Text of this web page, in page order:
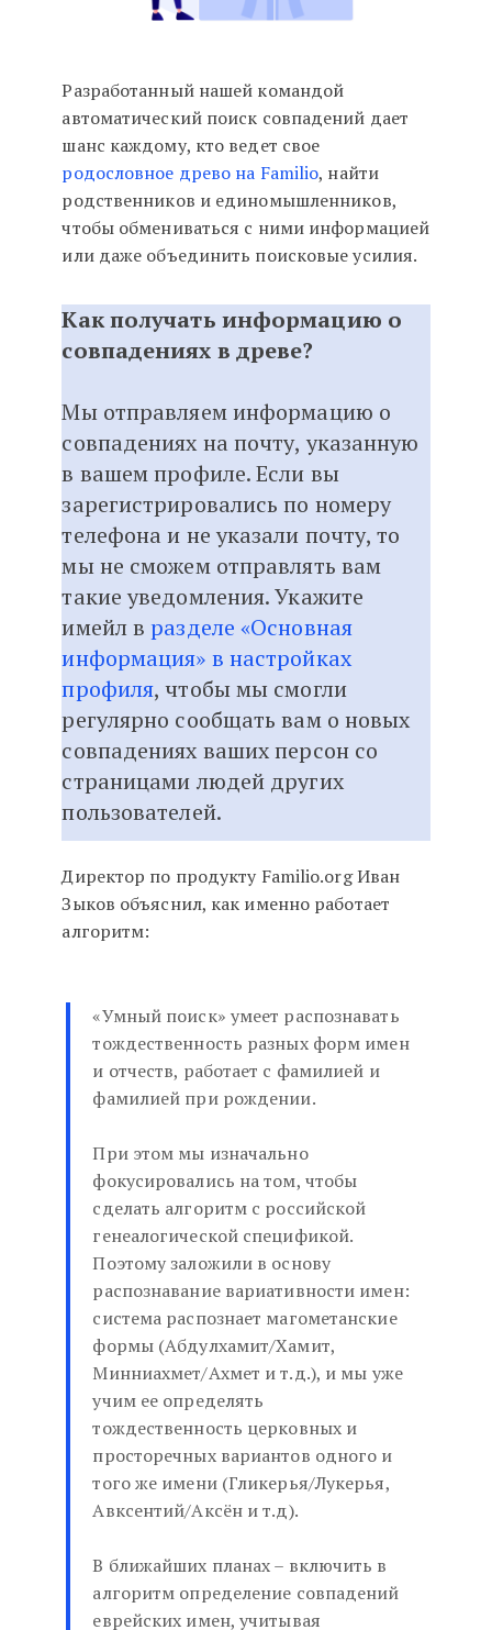
Разработанный нашей командой
автоматический поиск совпадений дает
шанс каждому, кто ведет свое
родословное древо на Familio, найти
родственников и единомышленников,
чтобы обмениваться с ними информацией
или даже объединить поисковые усилия.
Как получать информацию о
совпадениях в древе?
Мы отправляем информацию о
совпадениях на почту, указанную
в вашем профиле. Если вы
зарегистрировались по номеру
телефона и не указали почту, то
мы не сможем отправлять вам
такие уведомления. Укажите
имейл вразделе «Основная
информация» в настройках
профиля, чтобы мы смогли
регулярно сообщать вам о новых
совпадениях ваших персон со
страницами людей других
пользователей.
Директор по продукту Familio.org Иван
Зыков объяснил, как именно работает
алгоритм:
«Умный поиск» умеет распознавать
тождественность разных форм имен
и отчеств, работает с фамилией и
фамилией при рождении.
При этом мы изначально
фокусировались на том, чтобы
сделать алгоритм с российской
генеалогической спецификой.
Поэтому заложили в основу
распознавание вариативности имен:
система распознает магометанские
формы (Абдулхамит/Хамит,
Минниахмет/Ахмет и т.д.), и мы уже
учим ее определять
тождественность церковных и
просторечных вариантов одного и
того же имени (Гликерья/Лукерья,
Авксентий/Аксён и т.д).
В ближайших планах – включить в
алгоритм определение совпадений
еврейских имен, учитывая